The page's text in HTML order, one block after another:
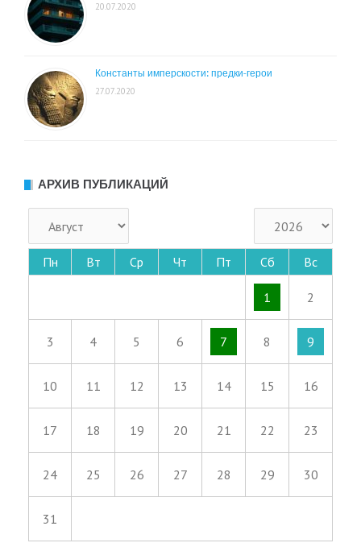
20.07.2020
Константы имперскости: предки-герои
27.07.2020
АРХИВ ПУБЛИКАЦИЙ
Пн Вт Ср Чт Пт Сб Вс
1 2
3 4 5 6 7 8 9
10 11 12 13 14 15 16
17 18 19 20 21 22 23
24 25 26 27 28 29 30
31